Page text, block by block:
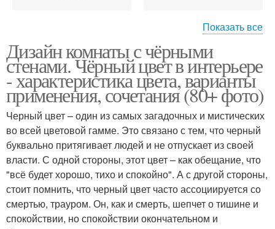
Черная мебель Черная спальная
Спальни в черных
тонах
Обои под черную
мебель
Фасады для кухни Матовая кухня
Показать все
Дизайн комнаты с чёрными
стенами. Чёрный цвет в интерьере
- характеристика цвета, варианты
применения, сочетания (80+ фото)
Черный цвет – один из самых загадочных и мистических
во всей цветовой гамме. Это связано с тем, что черный
буквально притягивает людей и не отпускает из своей
власти. С одной стороны, этот цвет – как обещание, что
"всё будет хорошо, тихо и спокойно". А с другой стороны,
стоит помнить, что черный цвет часто ассоциируется со
смертью, трауром. Он, как и смерть, шепчет о тишине и
спокойствии, но спокойствии окончательном и